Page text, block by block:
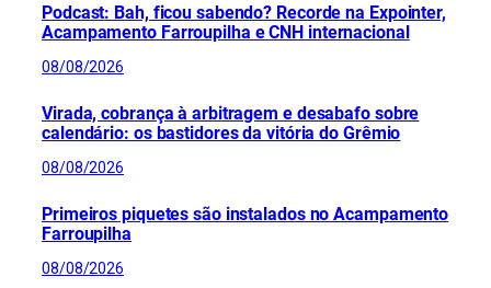
Podcast: Bah, ficou sabendo? Recorde na Expointer,
Acampamento Farroupilha e CNH internacional
08/08/2026
Virada, cobrança à arbitragem e desabafo sobre
calendário: os bastidores da vitória do Grêmio
08/08/2026
Primeiros piquetes são instalados no Acampamento
Farroupilha
08/08/2026